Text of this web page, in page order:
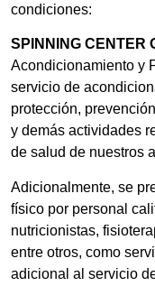
condiciones:
SPINNING CENTER
Acondicionamiento y
servicio de
protección,
y demás actividades
de salud de nuestros
Adicionalmente, se
físico por personal
nutricionistas,
entre otros, como
adicional al servicio